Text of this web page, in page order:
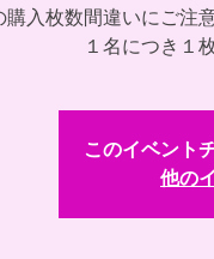
購入枚数間違いにご注
１名につき１
このイベント
他の